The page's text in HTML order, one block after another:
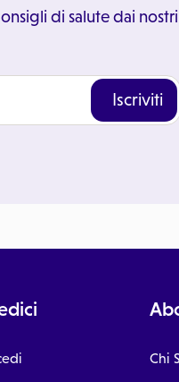
di salute dai nostri
Iscriviti
Chi